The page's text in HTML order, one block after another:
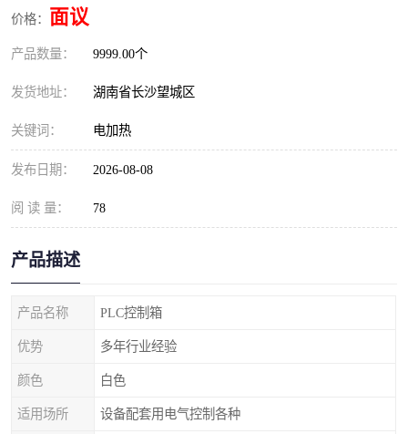
价格： 面议
产品数量： 9999.00个
发货地址： 湖南省长沙望城区
关键词： 电加热
发布日期： 2026-08-08
阅 读 量： 78
产品描述
产品名称 PLC控制箱
优势 多年行业经验
颜色 白色
适用场所 设备配套用电气控制各种